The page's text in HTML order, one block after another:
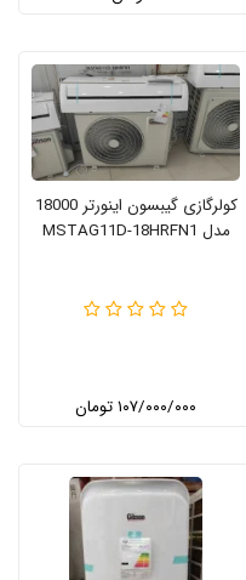
کولرگازی گیبسون اینورتر 18000
مدل MSTAG11D-18HRFN1
۱۰۷/۰۰۰/۰۰۰ تومان